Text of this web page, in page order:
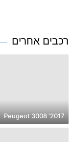
רכבים אחרים
2017' Peugeot 3008